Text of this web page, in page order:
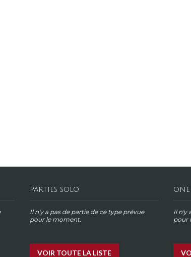
PARTIES SOLO
Il n'y a pas de partie de ce type prévue
pour le moment.
VOIR TOUTE LA LISTE
ONE
Il n'y
pour